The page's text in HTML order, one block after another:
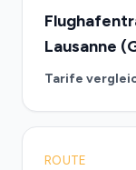
Lausanne
Tarife
ROUTE